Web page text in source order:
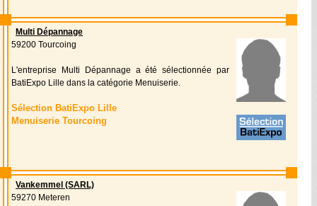
Multi Dépannage
59200 Tourcoing
L'entreprise Multi Dépannage a été sélectionnée par
BatiExpo Lille dans la catégorie Menuiserie.
Sélection BatiExpo Lille
Menuiserie Tourcoing
Vankemmel (SARL)
59270 Meteren